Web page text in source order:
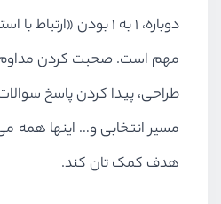
دوباره، ۱ به ۱ بودن
مهم است. صحبت کردن مداوم
طراحی، پیدا کردن پاسخ
مسیر انتخابی و… اینها همه
هدف کمک تان کند.